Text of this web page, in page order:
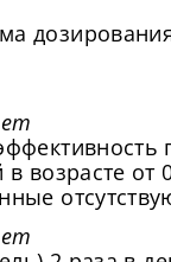
возрасте от